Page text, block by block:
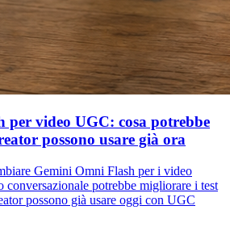
per video UGC: cosa potrebbe
possono usare già ora
Gemini Omni Flash per i video
potrebbe migliorare i test
possono già usare oggi con UGC